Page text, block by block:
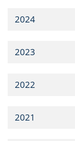
2024
2023
2022
2021